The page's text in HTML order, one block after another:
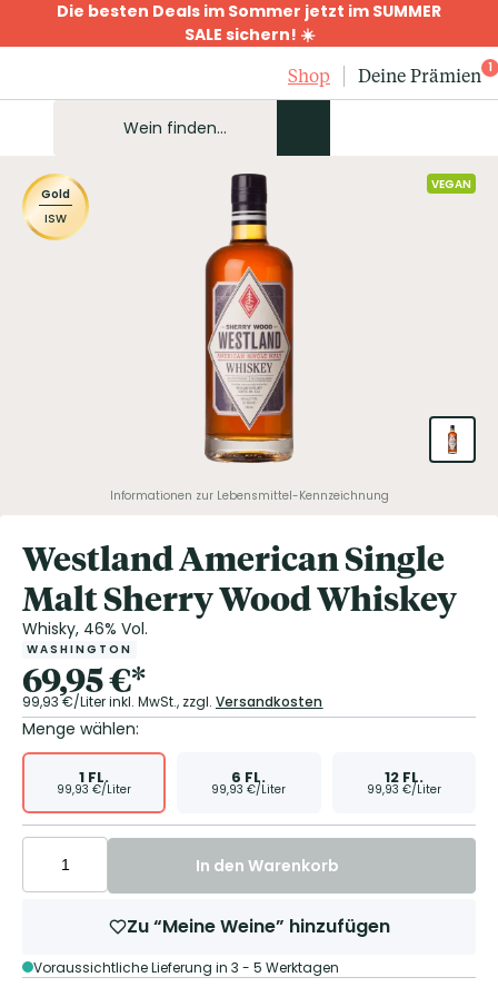
Die besten Deals im Sommer jetzt im SUMMER
SALE sichern! ☀️
Shop
Deine Prämien 1
Gold
ISW
VEGAN
Informationen zur Lebensmittel-Kennzeichnung
Westland American Single
Malt Sherry Wood Whiskey
Whisky, 46% Vol.
WASHINGTON
69,95€*
99,93 €/Literinkl. MwSt., zzgl. Versandkosten
Menge wählen:
1 FL.
99,93 €/Liter
6 FL.
99,93 €/Liter
12FL.
99,93 €/Liter
In den Warenkorb
Zu “Meine Weine” hinzufügen
Voraussichtliche Lieferung in 3 - 5 Werktagen